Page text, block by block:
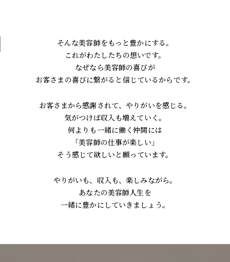
そんな美容師をもっと豊かにする。
これがわたしたちの想いです。
なぜなら美容師の喜びが
お客さまの喜びに繋がると信じているからです。
お客さまから感謝されて、やりがいを感じる。
気がつけば収入も増えていく。
何よりも一緒に働く仲間には
「美容師の仕事が楽しい」
そう感じて欲しいと願っています。
やりがいも、収入も、楽しみながら。
あなたの美容師人生を
一緒に豊かにしていきましょう。